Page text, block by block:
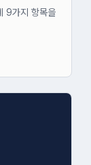
9가지 항목을